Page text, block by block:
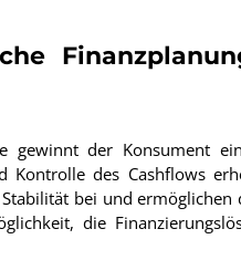
gewinnt der Konsument
des Cashflows
bei und
die